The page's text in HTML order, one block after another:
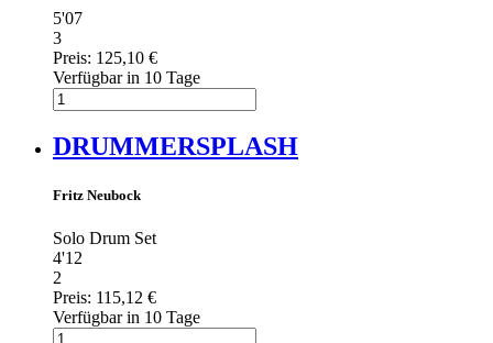
5'07
3
Preis: 125,10 €
Verfügbar in 10 Tage
DRUMMERSPLASH
Fritz Neubock
Solo Drum Set
4'12
2
Preis: 115,12 €
Verfügbar in 10 Tage